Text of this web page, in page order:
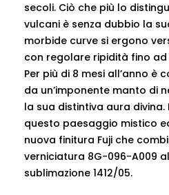
secoli. Ciò che più lo
vulcani è senza dubbio la
morbide curve si ergono
con regolare ripidità fino
Per più di 8 mesi all’anno
da un’imponente manto di
la sua distintiva aura
questo paesaggio mistico
nuova finitura Fuji che
verniciatura 8G-096-A009
sublimazione 1412/05.